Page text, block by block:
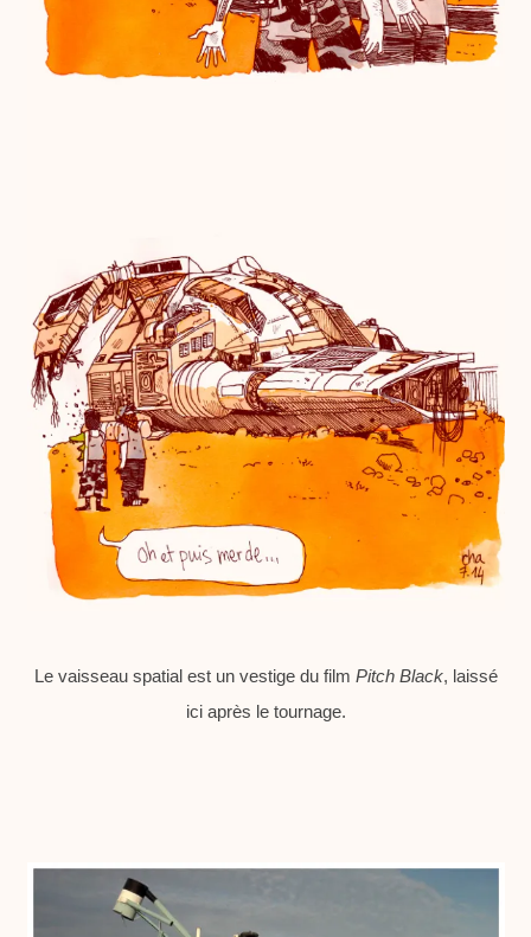
Le vaisseau spatial est un vestige du film Pitch Black, laissé
ici après le tournage.